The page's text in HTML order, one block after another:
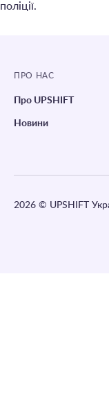
поліції.
ПРО НАС
Про UPSHIFT
Новини
2026 © UPSHIFT